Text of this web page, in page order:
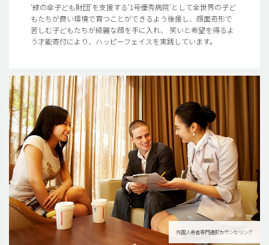
‘緑の傘子ども財団’を支援する‘1号優秀病院’として全世界の子ど
もたちが良い環境で育つことができるよう後援し、顔面奇形で
苦しむ子どもたちが綺麗な顔を手に入れ、 笑いと希望を得るよ
う才能寄付により、ハッピーフェイスを実践しています。
外国人患者専門通訳カウンセリング